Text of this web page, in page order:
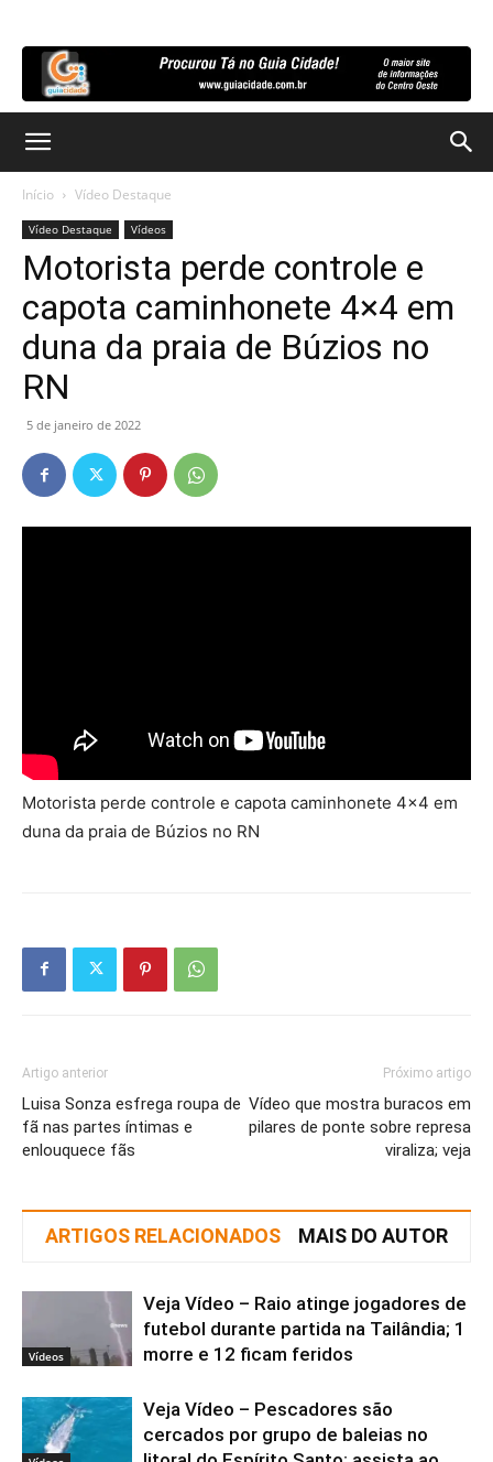
Início Vídeo Destaque
Vídeo Destaque Vídeos
Motorista perde controle e
capota caminhonete 4×4 em
duna da praia de Búzios no
RN
5 de janeiro de 2022
Motorista perde controle e capota caminhonete 4×4 em
duna da praia de Búzios no RN
Artigo anterior
Luisa Sonza esfrega roupa de
fã nas partes íntimas e
enlouquece fãs
Próximo artigo
Vídeo que mostra buracos em
pilares de ponte sobre represa
viraliza; veja
ARTIGOS RELACIONADOS MAIS DO AUTOR
Vídeos
Veja Vídeo – Raio atinge jogadores de
futebol durante partida na Tailândia; 1
morre e 12 ficam feridos
Veja Vídeo – Pescadores são
cercados por grupo de baleias no